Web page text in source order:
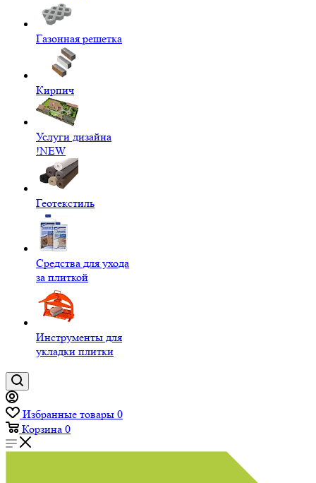
Газонная решетка
Кирпич
Услуги дизайна
!NEW
Геотекстиль
Средства для ухода
за плиткой
Инструменты для
укладки плитки
Избранные товары 0
Корзина 0